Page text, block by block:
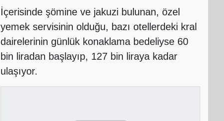
İçerisinde şömine ve jakuzi bulunan, özel
yemek servisinin olduğu, bazı otellerdeki kral
dairelerinin günlük konaklama bedeliyse 60
bin liradan başlayıp, 127 bin liraya kadar
ulaşıyor.